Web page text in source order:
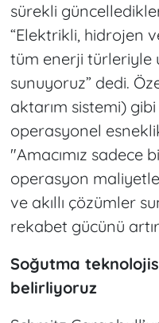
sürekli
“Elektrikli, hidrojen
tüm enerji türleriyle
sunuyoruz” dedi.
aktarım sistemi)
operasyonel
"Amacımız sadece
operasyon
ve akıllı çözümler
rekabet gücünü
Soğutma
belirliyoruz